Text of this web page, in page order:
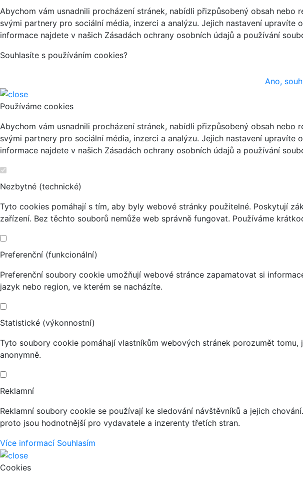
Abychom vám usnadnili procházení stránek, nabídli přizpůsobený obsah
svými partnery pro sociální média, inzerci a analýzu. Jejich nastavení
informace najdete v našich Zásadách ochrany osobních údajů a používání
Souhlasíte s používáním cookies?
Ano,
Používáme cookies
Abychom vám usnadnili procházení stránek, nabídli přizpůsobený obsah
svými partnery pro sociální média, inzerci a analýzu. Jejich nastavení
informace najdete v našich Zásadách ochrany osobních údajů a používání
Nezbytné (technické)
Tyto cookies pomáhají s tím, aby byly webové stránky použitelné. Poskytují
zařízení. Bez těchto souborů nemůže web správně fungovat. Používáme
Preferenční (funkcionální)
Preferenční soubory cookie umožňují webové stránce zapamatovat si
jazyk nebo region, ve kterém se nacházíte.
Statistické (výkonnostní)
Tyto soubory cookie pomáhají vlastníkům webových stránek porozumět
anonymně.
Reklamní
Reklamní soubory cookie se používají ke sledování návštěvníků a jejich
proto jsou hodnotnější pro vydavatele a inzerenty třetích stran.
Více informací Souhlasím
Cookies